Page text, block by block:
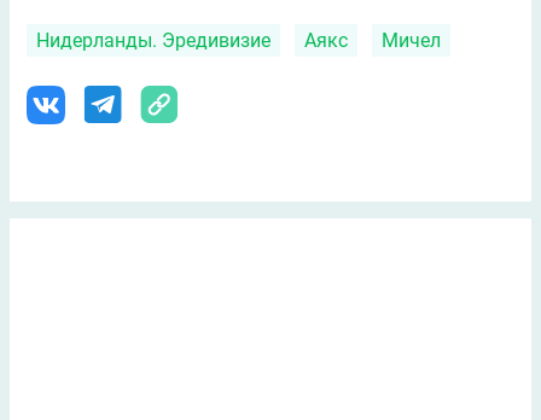
Нидерланды. Эредивизие Аякс Мичел